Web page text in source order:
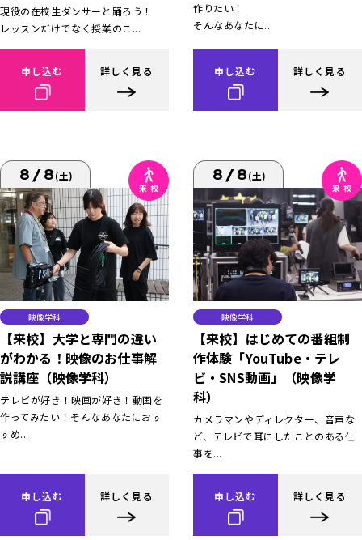
現役の在校生ダンサーと踊ろう！
レッスンだけでなく授業のこ...
申し込む 詳しく見る
作りたい！
そんなあなたに...
申し込む 詳しく見る
8/8(土)
映像学科
【来校】大学と専門の違い
がわかる！映像のお仕事解
説講座（映像学科）
テレビが好き！映画が好き！動画を
作ってみたい！そんなあなたにおす
すめ...
申し込む 詳しく見る
8/8(土)
映像学科
【来校】はじめての番組制
作体験「YouTube・テレ
ビ・SNS動画」（映像学
科）
カメラマンやディレクター、音声な
ど、テレビで耳にしたことのある仕
事を...
申し込む 詳しく見る